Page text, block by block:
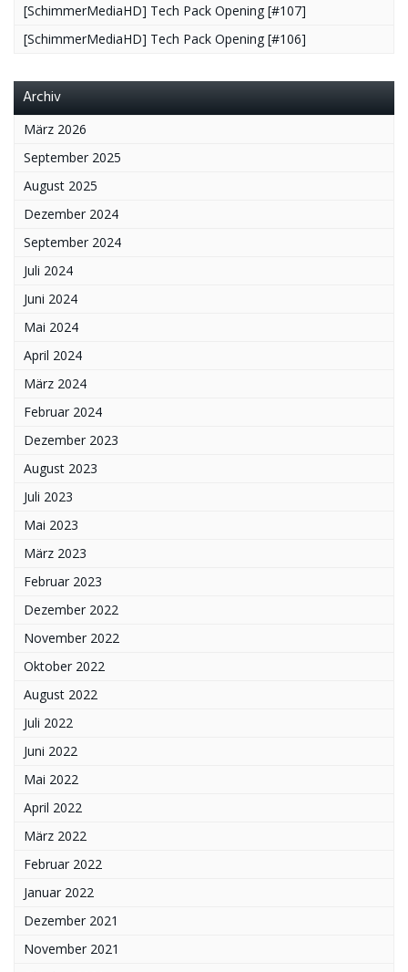
[SchimmerMediaHD] Tech Pack Opening [#107]
[SchimmerMediaHD] Tech Pack Opening [#106]
Archiv
März 2026
September 2025
August 2025
Dezember 2024
September 2024
Juli 2024
Juni 2024
Mai 2024
April 2024
März 2024
Februar 2024
Dezember 2023
August 2023
Juli 2023
Mai 2023
März 2023
Februar 2023
Dezember 2022
November 2022
Oktober 2022
August 2022
Juli 2022
Juni 2022
Mai 2022
April 2022
März 2022
Februar 2022
Januar 2022
Dezember 2021
November 2021